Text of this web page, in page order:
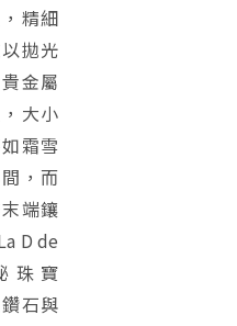
精細
拋光
金屬
大小
霜雪
，而
端鑲
D de
珠寶
石與